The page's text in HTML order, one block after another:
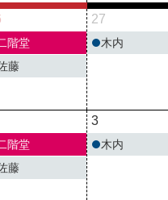
階堂
藤
27
木内
階堂
藤
3
木内